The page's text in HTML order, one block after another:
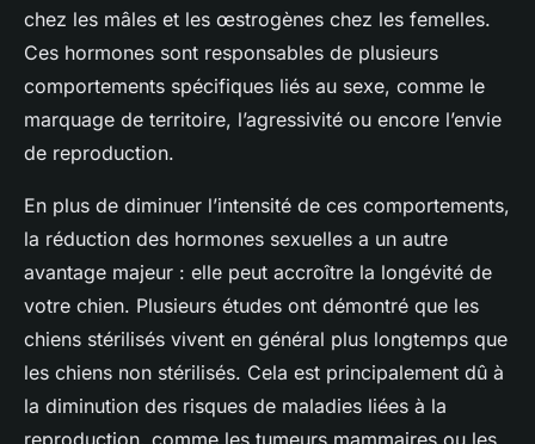
chez les mâles et les œstrogènes chez les femelles.
Ces hormones sont responsables de plusieurs
comportements spécifiques liés au sexe, comme le
marquage de territoire, l’agressivité ou encore l’envie
de reproduction.
En plus de diminuer l’intensité de ces comportements,
la réduction des hormones sexuelles a un autre
avantage majeur : elle peut accroître la longévité de
votre chien. Plusieurs études ont démontré que les
chiens stérilisés vivent en général plus longtemps que
les chiens non stérilisés. Cela est principalement dû à
la diminution des risques de maladies liées à la